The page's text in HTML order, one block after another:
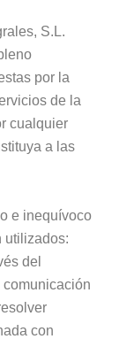
S.L.
por la
de la
cualquier
a las
e inequívoco
utilizados:
del
con